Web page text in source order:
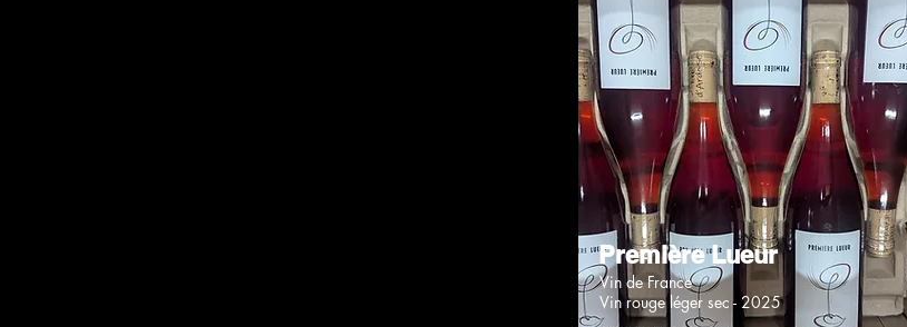
Première Lueur
Vin de France
Vin rouge léger sec - 2025